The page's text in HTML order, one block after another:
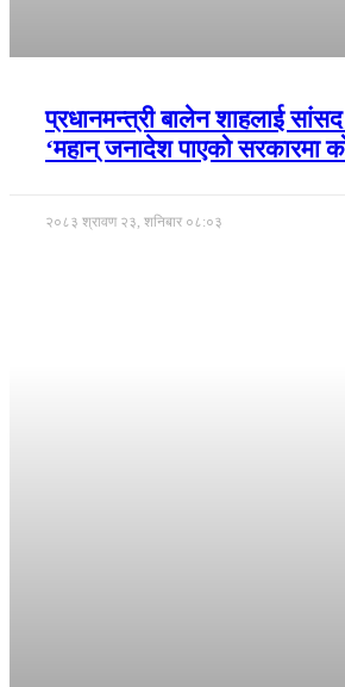
प्रधानमन्त्री बालेन शाहलाई
‘महान् जनादेश पाएको सरकारमा
२०८३ श्रावण २३, शनिबार ०८:०३